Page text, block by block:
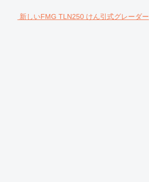
新しいFMG TLN250 けん引式グレーダー